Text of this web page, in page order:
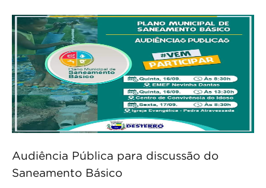
Audiência Pública para discussão do
Saneamento Básico